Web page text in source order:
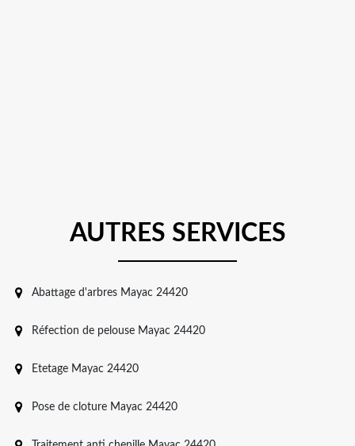
AUTRES SERVICES
Abattage d'arbres Mayac 24420
Réfection de pelouse Mayac 24420
Etetage Mayac 24420
Pose de cloture Mayac 24420